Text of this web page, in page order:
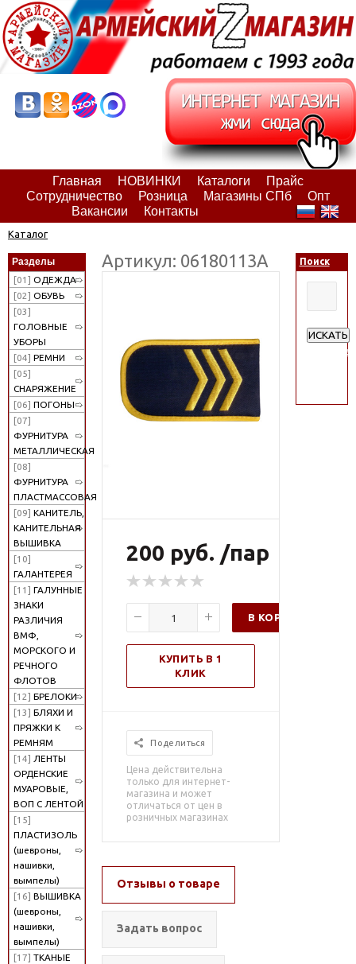
Главная НОВИНКИ Каталоги
Прайс
Сотрудничество
Розница Магазины СПб
Опт
Вакансии
Контакты
Каталог
Разделы
[01] ОДЕЖДА
[02] ОБУВЬ
[03]
ГОЛОВНЫЕ
УБОРЫ
[04] РЕМНИ
[05]
СНАРЯЖЕНИЕ
[06] ПОГОНЫ
[07]
ФУРНИТУРА
МЕТАЛЛИЧЕСКАЯ
[08]
ФУРНИТУРА
ПЛАСТМАССОВАЯ
[09] КАНИТЕЛЬ,
КАНИТЕЛЬНАЯ
ВЫШИВКА
[10]
ГАЛАНТЕРЕЯ
[11] ГАЛУННЫЕ
ЗНАКИ
РАЗЛИЧИЯ
ВМФ,
МОРСКОГО И
РЕЧНОГО
ФЛОТОВ
[12] БРЕЛОКИ
[13] БЛЯХИ И
ПРЯЖКИ К
РЕМНЯМ
[14] ЛЕНТЫ
ОРДЕНСКИЕ
МУАРОВЫЕ,
ВОП С ЛЕНТОЙ
[15]
ПЛАСТИЗОЛЬ
(шевроны,
нашивки,
вымпелы)
[16] ВЫШИВКА
(шевроны,
нашивки,
вымпелы)
[17] ТКАНЫЕ
Артикул: 06180113А
200 руб. /пар
В КОРЗИНУ
КУПИТЬ В 1
КЛИК
Поделиться
Цена действительна
только для интернет-
магазина и может
отличаться от цен в
розничных магазинах
Отзывы о товаре
Задать вопрос
Поиск
ИСКАТЬ